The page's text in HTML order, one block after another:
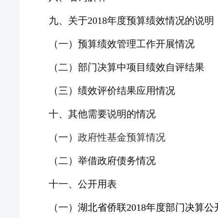
九、关于2018年度预算绩效情况的说明
（一）预算绩效管理工作开展情况
（二）部门决算中项目绩效自评结果
（三 ）绩效评价结果应用情况
十、其他需要说明的情况
（一）政府性基金预算情况
（二）举借政府债务情况
十一、公开用表
（一）湖北省侨联2018年度部门决算公